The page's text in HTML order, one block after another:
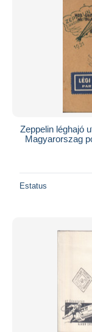
Zeppelin léghajó
Magyarorszag
Estatus